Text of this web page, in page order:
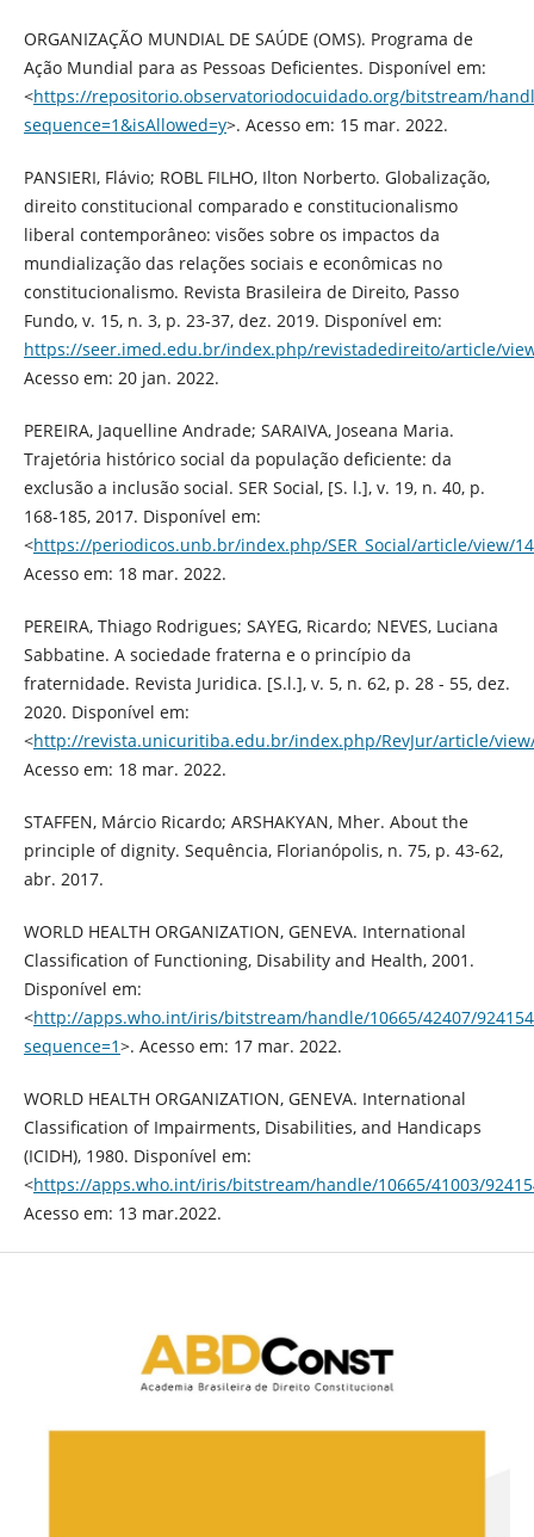
ORGANIZAÇÃO MUNDIAL DE SAÚDE (OMS). Programa de
Ação Mundial para as Pessoas Deficientes. Disponível em:
<https://repositorio.observatoriodocuidado.org/bitstream/
sequence=1&isAllowed=y>. Acesso em: 15 mar. 2022.
PANSIERI, Flávio; ROBL FILHO, Ilton Norberto. Globalização,
direito constitucional comparado e constitucionalismo
liberal contemporâneo: visões sobre os impactos da
mundialização das relações sociais e econômicas no
constitucionalismo. Revista Brasileira de Direito, Passo
Fundo, v. 15, n. 3, p. 23-37, dez. 2019. Disponível em:
https://seer.imed.edu.br/index.php/revistadedireito/article/
Acesso em: 20 jan. 2022.
PEREIRA, Jaquelline Andrade; SARAIVA, Joseana Maria.
Trajetória histórico social da população deficiente: da
exclusão a inclusão social. SER Social, [S. l.], v. 19, n. 40, p.
168-185, 2017. Disponível em:
<https://periodicos.unb.br/index.php/SER_Social/article/view/
Acesso em: 18 mar. 2022.
PEREIRA, Thiago Rodrigues; SAYEG, Ricardo; NEVES, Luciana
Sabbatine. A sociedade fraterna e o princípio da
fraternidade. Revista Juridica. [S.l.], v. 5, n. 62, p. 28 - 55, dez.
2020. Disponível em:
<http://revista.unicuritiba.edu.br/index.php/RevJur/article/
Acesso em: 18 mar. 2022.
STAFFEN, Márcio Ricardo; ARSHAKYAN, Mher. About the
principle of dignity. Sequência, Florianópolis, n. 75, p. 43-62,
abr. 2017.
WORLD HEALTH ORGANIZATION, GENEVA. International
Classification of Functioning, Disability and Health, 2001.
Disponível em:
<http://apps.who.int/iris/bitstream/handle/10665/42407/
sequence=1>. Acesso em: 17 mar. 2022.
WORLD HEALTH ORGANIZATION, GENEVA. International
Classification of Impairments, Disabilities, and Handicaps
(ICIDH), 1980. Disponível em:
<https://apps.who.int/iris/bitstream/handle/10665/41003/
Acesso em: 13 mar.2022.